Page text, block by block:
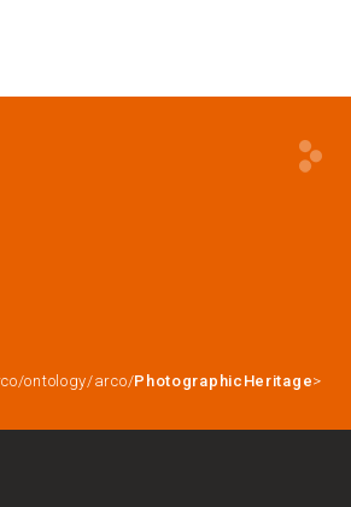
ontology/arco/PhotographicHeritage>